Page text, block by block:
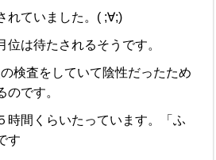
れていました。( ;∀;)
位は待たされるそうです。
検査をしていて陰性だったため
のです。
時間くらいたっています。「ふ
す